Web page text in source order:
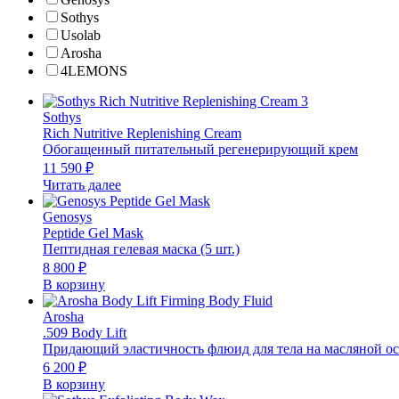
Sothys
Usolab
Arosha
4LEMONS
Sothys
Rich Nutritive Replenishing Cream
Обогащенный питательный регенерирующий крем
11 590 ₽
Читать далее
Genosys
Peptide Gel Mask
Пептидная гелевая маска (5 шт.)
8 800 ₽
В корзину
Arosha
.509 Body Lift
Придающий эластичность флюид для тела на масляной
6 200 ₽
В корзину